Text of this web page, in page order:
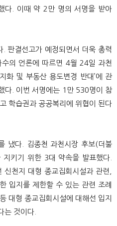
다. 이때 약 2만 명의 서명을 받아
판결선고가 예정되면서 더욱 총력
의 언론에 따르면 4월 24일 과천
화 및 부동산 용도변경 반대’에 관
다. 이번 서명에는 1만 530명이 참
학습권과 공공복리에 위협이 된다
냈다. 김종천 과천시장 후보(더불
키기 위한 3대 약속을 발표했다.
천지 대형 종교집회시설과 관련,
입지를 제한할 수 있는 관련 조례
대형 종교집회시설에 대해선 입지
는 것이다.